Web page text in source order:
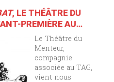
, LE THÉÂTRE DU
PREMIÈRE AU
Le Théâtre du
Menteur,
compagnie
associée au TAG,
vient nous